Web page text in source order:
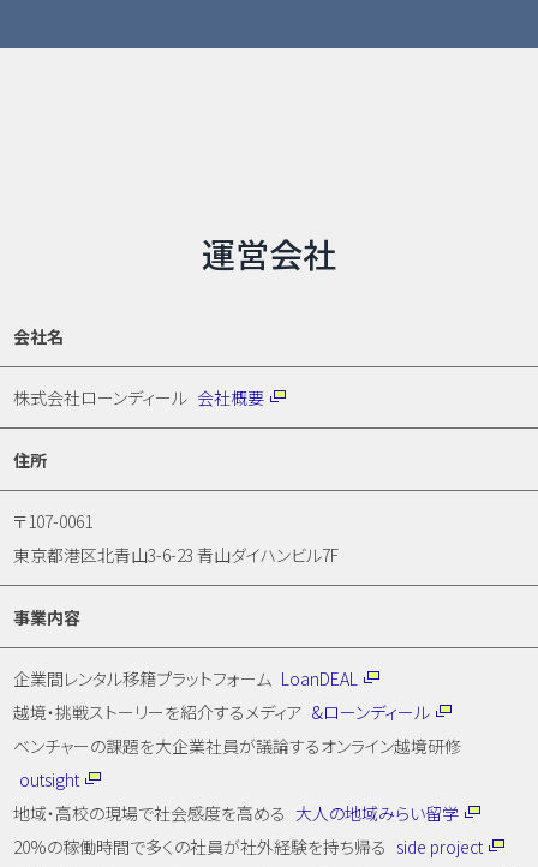
運営会社
会社名
株式会社ローンディール 会社概要
住所
〒107-0061
東京都港区北青山3-6-23 青山ダイハンビル7F
事業内容
企業間レンタル移籍プラットフォーム LoanDEAL
越境・挑戦ストーリーを紹介するメディア &ローンディール
ベンチャーの課題を大企業社員が議論するオンライン越境研修
outsight
地域・高校の現場で社会感度を高める 大人の地域みらい留学
20%の稼働時間で多くの社員が社外経験を持ち帰る side project